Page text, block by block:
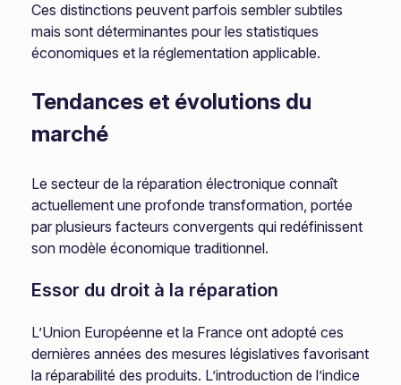
Ces distinctions peuvent parfois sembler subtiles
mais sont déterminantes pour les statistiques
économiques et la réglementation applicable.
Tendances et évolutions du
marché
Le secteur de la réparation électronique connaît
actuellement une profonde transformation, portée
par plusieurs facteurs convergents qui redéfinissent
son modèle économique traditionnel.
Essor du droit à la réparation
L’Union Européenne et la France ont adopté ces
dernières années des mesures législatives favorisant
la réparabilité des produits. L’introduction de l’indice